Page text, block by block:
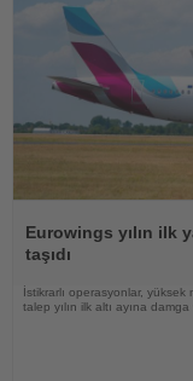
Oku
Eurowings yılın ilk
taşıdı
İstikrarlı operasyonlar,
talep yılın ilk altı ayına damga